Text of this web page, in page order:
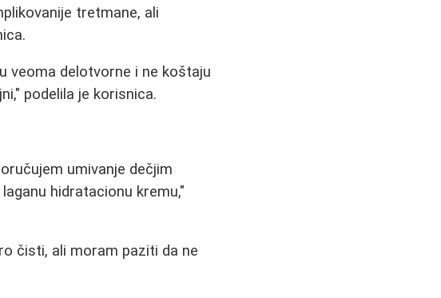
tretmane, ali
veoma delotvorne i ne koštaju
podelila je korisnica.
umivanje dečjim
hidratacionu kremu,"
čisti, ali moram paziti da ne